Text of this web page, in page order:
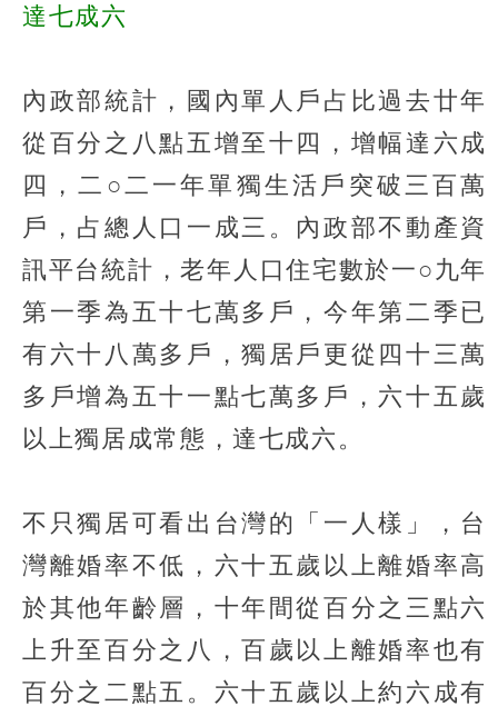
達七成六
內政部統計，國內單人戶占比過去廿年
從百分之八點五增至十四，增幅達六成
四，二○二一年單獨生活戶突破三百萬
戶，占總人口一成三。內政部不動產資
訊平台統計，老年人口住宅數於一○九年
第一季為五十七萬多戶，今年第二季已
有六十八萬多戶，獨居戶更從四十三萬
多戶增為五十一點七萬多戶，六十五歲
以上獨居成常態，達七成六。
不只獨居可看出台灣的「一人樣」，台
灣離婚率不低，六十五歲以上離婚率高
於其他年齡層，十年間從百分之三點六
上升至百分之八，百歲以上離婚率也有
百分之二點五。六十五歲以上約六成有